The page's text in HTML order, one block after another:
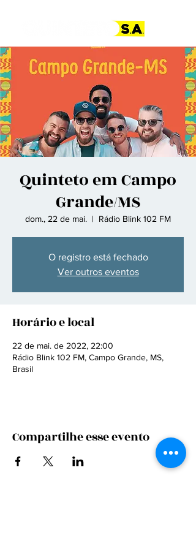
Quinteto em Campo
Grande/MS
dom., 22 de mai.
  |
Rádio Blink 102 FM
O registro está fechado
Ver outros eventos
Horário e local
22 de mai. de 2022, 22:00
Rádio Blink 102 FM, Campo Grande, MS,
Brasil
Compartilhe esse evento